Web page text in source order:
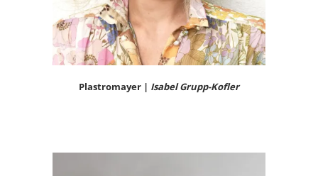
Plastromayer | Isabel Grupp-Kofler